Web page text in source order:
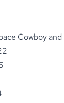
Cowboy